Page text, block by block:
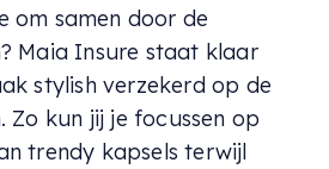
om samen door de
Maia Insure staat klaar
stylish verzekerd op de
Zo kun jij je focussen op
trendy kapsels terwijl